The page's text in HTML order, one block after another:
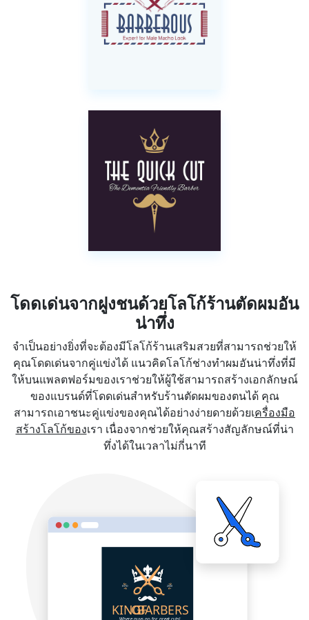
โดดเด่นจากฝูงชนด้วยโลโก้ร้านตัดผมอัน
น่าทึ่ง
จำเป็นอย่างยิ่งที่จะต้องมีโลโก้ร้านเสริมสวยที่สามารถช่วยให้
คุณโดดเด่นจากคู่แข่งได้ แนวคิดโลโก้ช่างทำผมอันน่าทึ่งที่มี
ให้บนแพลตฟอร์มของเราช่วยให้ผู้ใช้สามารถสร้างเอกลักษณ์
ของแบรนด์ที่โดดเด่นสำหรับร้านตัดผมของตนได้ คุณ
สามารถเอาชนะคู่แข่งของคุณได้อย่างง่ายดายด้วยเครื่องมือ
สร้างโลโก้ของเรา เนื่องจากช่วยให้คุณสร้างสัญลักษณ์ที่น่า
ทึ่งได้ในเวลาไม่กี่นาที